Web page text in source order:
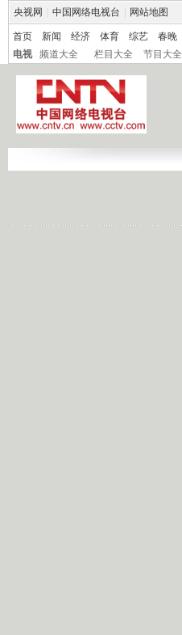
央视网 中国网络电视台 网站地图
首页 新闻 经济 体育 综艺 春晚
电视
频道大全 栏目大全 节目大全